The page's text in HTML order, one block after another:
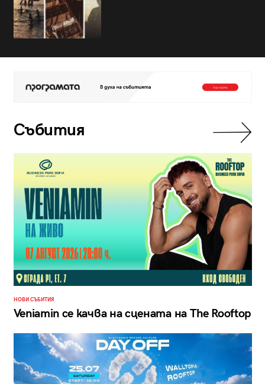
Събития
НОВИ СЪБИТИЯ
Veniamin се качва на сцената на The Rooftop